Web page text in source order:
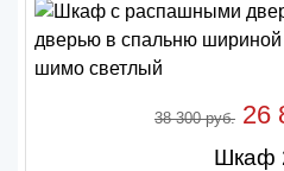
38 300 руб. 26
Шкаф